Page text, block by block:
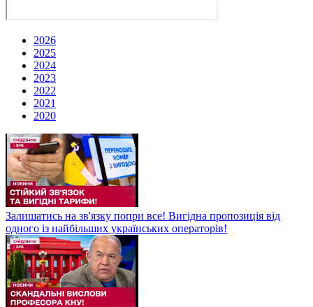
2026
2025
2024
2023
2022
2021
2020
Залишатись на зв'язку попри все! Вигідна пропозиція від
одного із найбільших українських операторів!